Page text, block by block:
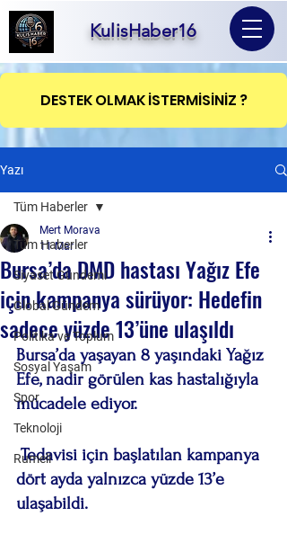
KulisHaber16
DESTEK OLMAK İSTERMİSİNİZ ?
Yazı
Tüm Haberler
Siyaset Gündemi
Global Gündem
Politika ve Toplum
Sosyal Yaşam
Spor
Teknoloji
Rumeli
Tüm Haberler
Bursa’da DMD hastası Yağız Efe
için kampanya sürüyor: Hedefin
sadece yüzde 13’üne ulaşıldı
Mert Morava
11 Mar
Bursa’da yaşayan 8 yaşındaki Yağız
Efe, nadir görülen kas hastalığıyla
mücadele ediyor.
Tedavisi için başlatılan kampanya
dört ayda yalnızca yüzde 13’e
ulaşabildi.